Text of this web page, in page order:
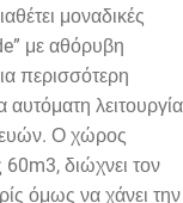
μοναδικές
με αθόρυβη
περισσότερη
λειτουργία
Ο χώρος
διώχνει τον
όμως να χάνει την